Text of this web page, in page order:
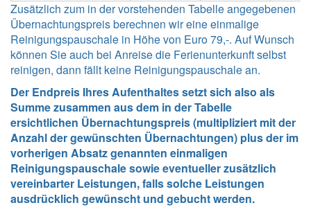
Zusätzlich zum in der vorstehenden Tabelle angegebenen
Übernachtungspreis berechnen wir eine einmalige
Reinigungspauschale in Höhe von Euro 79,-. Auf Wunsch
können Sie auch bei Anreise die Ferienunterkunft selbst
reinigen, dann fällt keine Reinigungspauschale an.
Der Endpreis Ihres Aufenthaltes setzt sich also als
Summe zusammen aus dem in der Tabelle
ersichtlichen Übernachtungspreis (multipliziert mit der
Anzahl der gewünschten Übernachtungen) plus der im
vorherigen Absatz genannten einmaligen
Reinigungspauschale sowie eventueller zusätzlich
vereinbarter Leistungen, falls solche Leistungen
ausdrücklich gewünscht und gebucht werden.